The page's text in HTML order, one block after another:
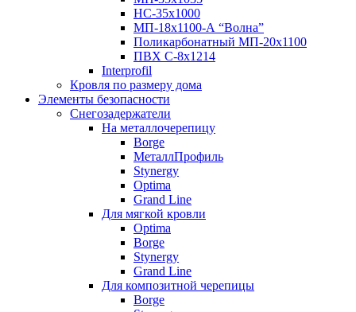
НС-35х1000
МП-18х1100-А “Волна”
Поликарбонатный МП-20х1100
ПВХ С-8х1214
Interprofil
Кровля по размеру дома
Элементы безопасности
Снегозадержатели
На металлочерепицу
Borge
МеталлПрофиль
Stynergy
Optima
Grand Line
Для мягкой кровли
Optima
Borge
Stynergy
Grand Line
Для композитной черепицы
Borge